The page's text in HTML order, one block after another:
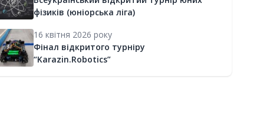
фізиків (юніорська ліга)
16 квітня 2026 року
Фінал відкритого турніру
“Karazin.Robotics”